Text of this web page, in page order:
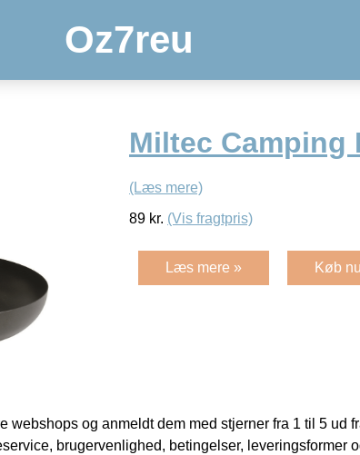
Oz7reu
Miltec Camping
(Læs mere)
89 kr. (Vis fragtpris)
Læs mere » Køb
og anmeldt dem med stjerner fra 1 til 5 ud
brugervenlighed, betingelser, leveringsformer